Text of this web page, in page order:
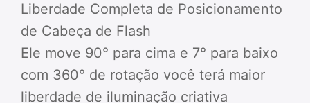
Liberdade Completa de Posicionamento
de Cabeça de Flash
Ele move 90° para cima e 7° para baixo
com 360° de rotação você terá maior
liberdade de iluminação criativa